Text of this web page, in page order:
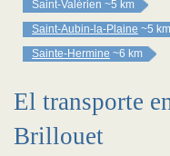
Saint-Valérien ~5 km
Saint-Aubin-la-Plaine ~5 km
Sainte-Hermine ~6 km
El transporte
Brillouet